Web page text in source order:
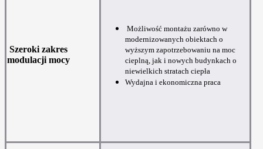
Szeroki zakres
modulacji mocy
Możliwość montażu zarówno w
modernizowanych obiektach o
wyższym zapotrzebowaniu na moc
cieplną, jak i nowych budynkach o
niewielkich stratach ciepła
Wydajna i ekonomiczna praca